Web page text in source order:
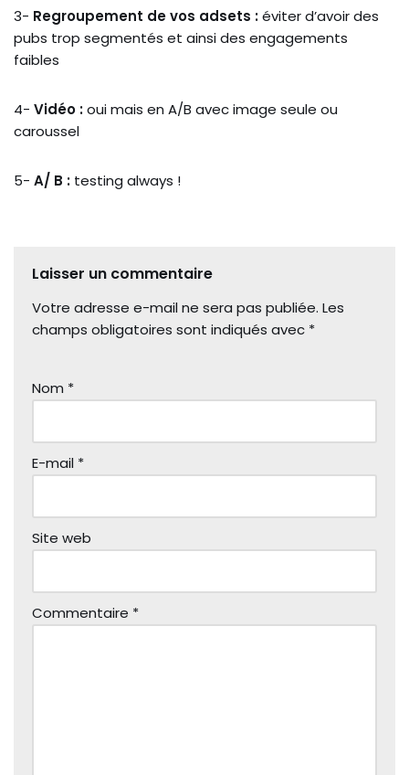
3- Regroupement de vos adsets :éviter d’avoir des
pubs trop segmentés et ainsi des engagements
faibles
4- Vidéo :oui mais en A/B avec image seule ou
caroussel
5- A/ B : testing always !
Laisser un commentaire
Votre adresse e-mail ne sera pas publiée. Les
champs obligatoires sont indiqués avec *
Nom *
E-mail *
Site web
Commentaire *